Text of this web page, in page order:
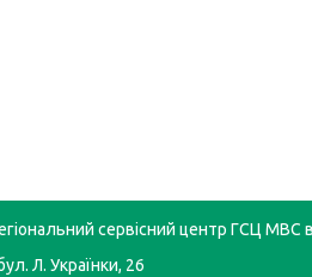
сервісний центр ГСЦ МВС в
Л. Українки, 26